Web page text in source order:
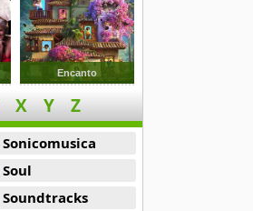
Encanto
X Y Z
Sonicomusica
Soul
Soundtracks